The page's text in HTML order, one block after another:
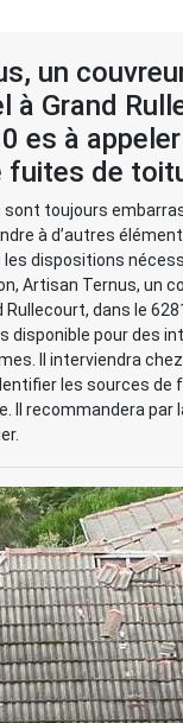
un
à Grand
es à
fuites de
toujours
à d’autres
les dispositions
Artisan Ternus, un
Rullecourt, dans le
disponible pour des
Il interviendra
les sources de
Il recommandera par